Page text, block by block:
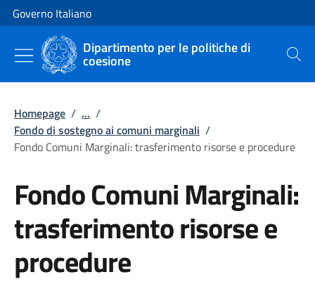
Vai al contenuto
Vai alla navigazione del sito
Governo Italiano
Dipartimento per le politiche di
coesione Cerca
Homepage / ... /
Fondo di sostegno ai comuni marginali /
Fondo Comuni Marginali: trasferimento risorse e procedure
Fondo Comuni Marginali:
trasferimento risorse e
procedure